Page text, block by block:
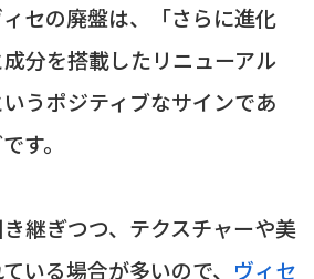
セの廃盤は、「さらに進化
分を搭載したリニューアル
うポジティブなサインであ
す。
継ぎつつ、テクスチャーや美
いる場合が多いので、 ヴィセ